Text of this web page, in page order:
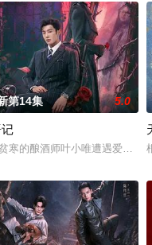
主横尸戏台，将冷血少帅许
第14集 5.0
寒的酿酒师叶小唯遭遇爱人程